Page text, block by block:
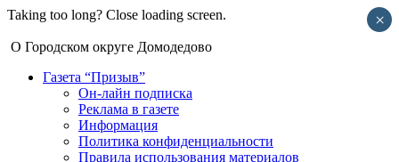
Taking too long? Close loading screen.
О Городском округе Домодедово
Газета “Призыв”
Он-лайн подписка
Реклама в газете
Информация
Политика конфиденциальности
Правила использования материалов
×